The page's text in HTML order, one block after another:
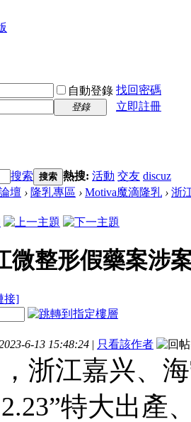
自動登錄 找回密碼
登錄
立即註冊
搜索 搜索 熱搜: 活動 交友 discuz
壇 › 隆乳專區 › Motiva魔滴隆乳 › 浙
微整形假藥案涉
接]
6-13 15:48:24 | 只看該作者
浙江嘉兴、
2.23”特大出